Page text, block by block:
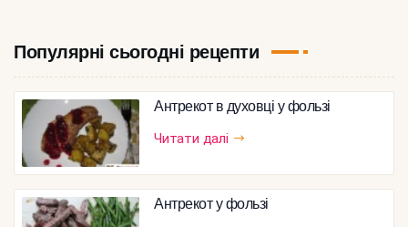
Популярні сьогодні рецепти
Антрекот в духовці у фользі
Читати далі
Антрекот у фользі